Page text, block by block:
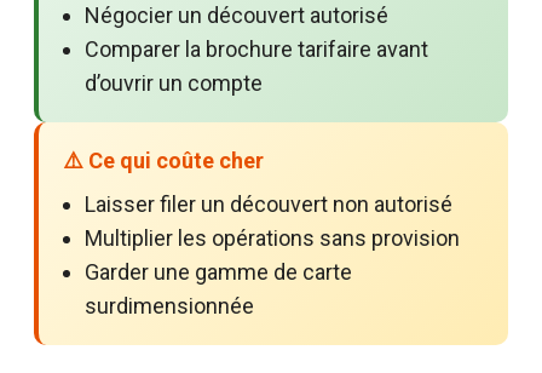
Négocier un découvert autorisé
Comparer la brochure tarifaire avant
d’ouvrir un compte
⚠️ Ce qui coûte cher
Laisser filer un découvert non autorisé
Multiplier les opérations sans provision
Garder une gamme de carte
surdimensionnée